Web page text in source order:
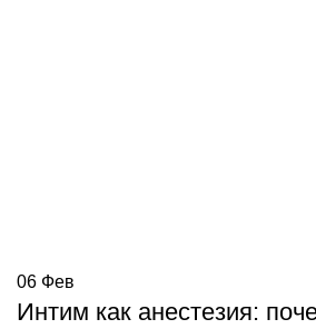
06 Фев
Интим как анестезия: